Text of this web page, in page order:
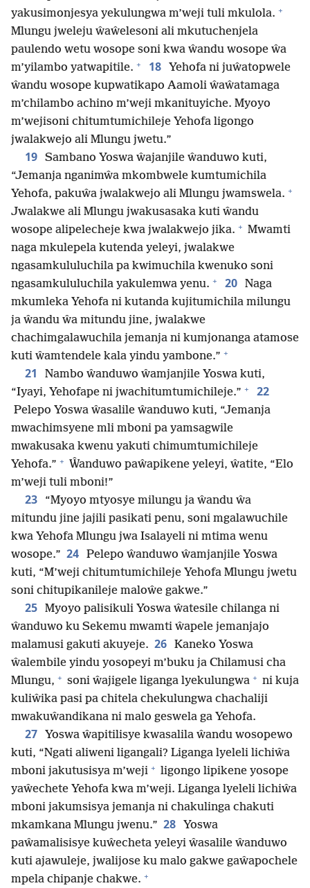
yakusimonjesya yekulungwa m’weji tuli mkulola. +
Mlungu jweleju ŵaŵelesoni ali mkutuchenjela
paulendo wetu wosope soni kwa ŵandu wosope ŵa
m’yilambo yatwapitile. + 18
Yehofa ni juŵatopwele
ŵandu wosope kupwatikapo Aamoli ŵaŵatamaga
m’chilambo achino m’weji mkanituyiche. Myoyo
m’wejisoni chitumtumichileje Yehofa ligongo
jwalakwejo ali Mlungu jwetu.”
19 Sambano Yoswa ŵajanjile ŵanduwo kuti,
“Jemanja nganimŵa mkombwele kumtumichila
Yehofa, pakuŵa jwalakwejo ali Mlungu jwamswela. +
Jwalakwe ali Mlungu jwakusasaka kuti ŵandu
wosope alipelecheje kwa jwalakwejo jika. + Mwamti
naga mkulepela kutenda yeleyi, jwalakwe
ngasamkululuchila pa kwimuchila kwenuko soni
ngasamkululuchila yakulemwa yenu. + 20 Naga
mkumleka Yehofa ni kutanda kujitumichila milungu
ja ŵandu ŵa mitundu jine, jwalakwe
chachimgalawuchila jemanja ni kumjonanga atamose
kuti ŵamtendele kala yindu yambone.” +
21
Nambo ŵanduwo ŵamjanjile Yoswa kuti,
“Iyayi, Yehofape ni jwachitumtumichileje.” + 22
Pelepo Yoswa ŵasalile ŵanduwo kuti, “Jemanja
mwachimsyene mli mboni pa yamsagwile
mwakusaka kwenu yakuti chimumtumichileje
Yehofa.” + Ŵanduwo paŵapikene yeleyi, ŵatite, “Elo
m’weji tuli mboni!”
23
“Myoyo mtyosye milungu ja ŵandu ŵa
mitundu jine jajili pasikati penu, soni mgalawuchile
kwa Yehofa Mlungu jwa Isalayeli ni mtima wenu
wosope.” 24 Pelepo ŵanduwo ŵamjanjile Yoswa
kuti, “M’weji chitumtumichileje Yehofa Mlungu jwetu
soni chitupikanileje maloŵe gakwe.”
25 Myoyo palisikuli Yoswa ŵatesile chilanga ni
ŵanduwo ku Sekemu mwamti ŵapele jemanjajo
malamusi gakuti akuyeje. 26 Kaneko Yoswa
ŵalembile yindu yosopeyi m’buku ja Chilamusi cha
Mlungu, + soni ŵajigele liganga lyekulungwa + ni kuja
kuliŵika pasi pa chitela chekulungwa chachaliji
mwakuŵandikana ni malo geswela ga Yehofa.
27
Yoswa ŵapitilisye kwasalila ŵandu wosopewo
kuti, “Ngati aliweni ligangali? Liganga lyeleli lichiŵa
mboni jakutusisya m’weji + ligongo lipikene yosope
yaŵechete Yehofa kwa m’weji. Liganga lyeleli lichiŵa
mboni jakumsisya jemanja ni chakulinga chakuti
mkamkana Mlungu jwenu.” 28
Yoswa
paŵamalisisye kuŵecheta yeleyi ŵasalile ŵanduwo
kuti ajawuleje, jwalijose ku malo gakwe gaŵapochele
mpela chipanje chakwe. +